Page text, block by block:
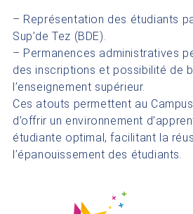
– Représentation des étudiants
Sup’de Tez (BDE).
– Permanences administratives
des inscriptions et possibilité de
l’enseignement supérieur.
Ces atouts permettent au
d’offrir un environnement
étudiante optimal, facilitant la
l’épanouissement des étudiants.